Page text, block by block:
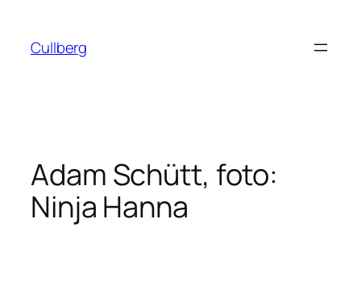
innehåll
Cullberg
Adam Schütt, foto:
Ninja Hanna